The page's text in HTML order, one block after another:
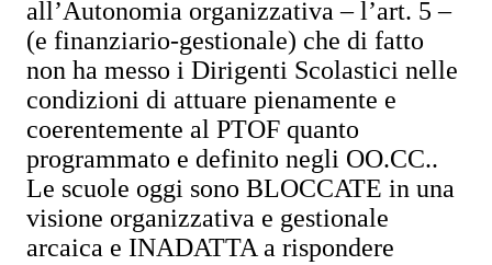
all’Autonomia organizzativa – l’art. 5 –
(e finanziario-gestionale) che di fatto
non ha messo i Dirigenti Scolastici nelle
condizioni di attuare pienamente e
coerentemente al PTOF quanto
programmato e definito negli OO.CC..
Le scuole oggi sono BLOCCATE in una
visione organizzativa e gestionale
arcaica e INADATTA a rispondere